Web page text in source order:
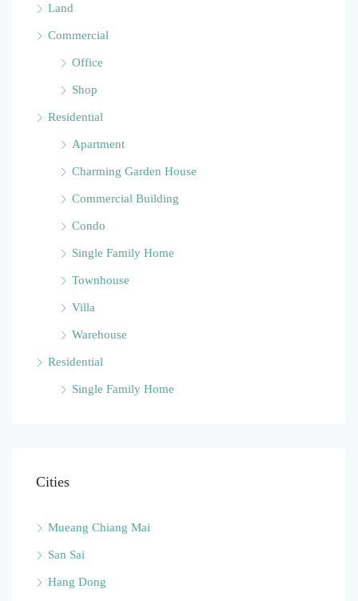
Land
Commercial
Office
Shop
Residential
Apartment
Charming Garden House
Commercial Building
Condo
Single Family Home
Townhouse
Villa
Warehouse
Residential
Single Family Home
Cities
Mueang Chiang Mai
San Sai
Hang Dong